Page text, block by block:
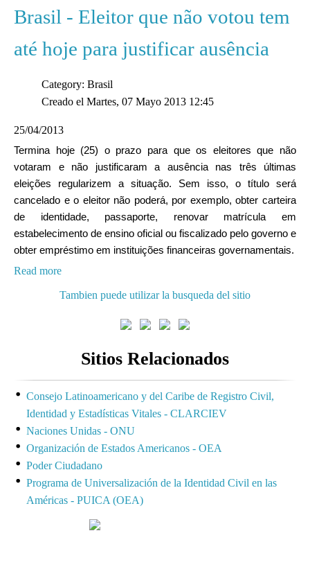
Brasil - Eleitor que não votou tem
até hoje para justificar ausência
Category: Brasil
Creado el Martes, 07 Mayo 2013 12:45
25/04/2013
Termina hoje (25) o prazo para que os eleitores que não
votaram e não justificaram a ausência nas três últimas
eleições regularizem a situação. Sem isso, o título será
cancelado e o eleitor não poderá, por exemplo, obter carteira
de identidade, passaporte, renovar matrícula em
estabelecimento de ensino oficial ou fiscalizado pelo governo e
obter empréstimo em instituições financeiras governamentais.
Read more
Tambien puede utilizar la busqueda del sitio
Sitios Relacionados
Consejo Latinoamericano y del Caribe de Registro Civil,
Identidad y Estadísticas Vitales - CLARCIEV
Naciones Unidas - ONU
Organización de Estados Americanos - OEA
Poder Ciudadano
Programa de Universalización de la Identidad Civil en las
Américas - PUICA (OEA)